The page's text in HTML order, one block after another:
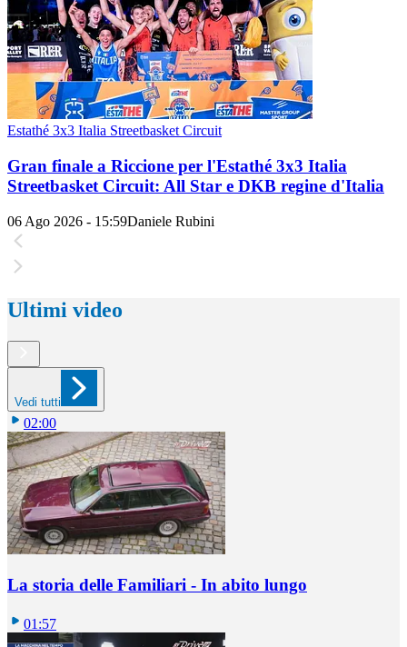
Estathé 3x3 Italia Streetbasket Circuit
Gran finale a Riccione per l'Estathé 3x3 Italia
Streetbasket Circuit: All Star e DKB regine d'Italia
06 Ago 2026 - 15:59Daniele Rubini
Ultimi video
Vedi tutti
02:00
La storia delle Familiari - In abito lungo
01:57